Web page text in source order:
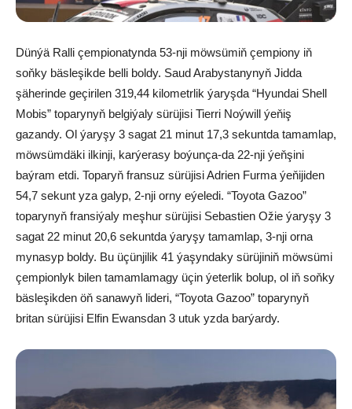
Dünýä Ralli çempionatynda 53-nji möwsümiň çempiony iň
soňky bäsleşikde belli boldy. Saud Arabystanynyň Jidda
şäherinde geçirilen 319,44 kilometrlik ýaryşda “Hyundai Shell
Mobis” toparynyň belgiýaly sürüjisi Tierri Noýwill ýeňiş
gazandy. Ol ýaryşy 3 sagat 21 minut 17,3 sekuntda tamamlap,
möwsümdäki ilkinji, karýerasy boýunça-da 22-nji ýeňşini
baýram etdi. Toparyň fransuz sürüjisi Adrien Furma ýeňijiden
54,7 sekunt yza galyp, 2-nji orny eýeledi. “Toyota Gazoo”
toparynyň fransiýaly meşhur sürüjisi Sebastien Ožie ýaryşy 3
sagat 22 minut 20,6 sekuntda ýaryşy tamamlap, 3-nji orna
mynasyp boldy. Bu üçünjilik 41 ýaşyndaky sürüjiniň möwsümi
çempionlyk bilen tamamlamagy üçin ýeterlik bolup, ol iň soňky
bäsleşikden öň sanawyň lideri, “Toyota Gazoo” toparynyň
britan sürüjisi Elfin Ewansdan 3 utuk yzda barýardy.